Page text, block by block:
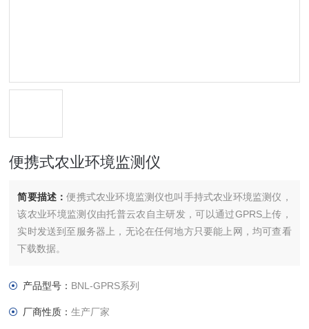
便携式农业环境监测仪
简要描述：便携式农业环境监测仪也叫手持式农业环境监测仪，
该农业环境监测仪由托普云农自主研发，可以通过GPRS上传，
实时发送到至服务器上，无论在任何地方只要能上网，均可查看
下载数据。
产品型号： BNL-GPRS系列
厂商性质：生产厂家